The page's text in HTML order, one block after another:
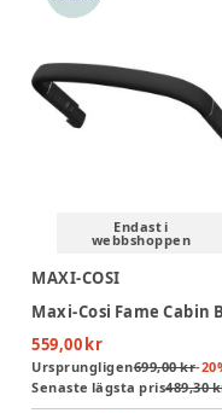
Endast i
webbshoppen
MAXI-COSI
559,00 kr
Ursprungligen699,00 kr-20
Senaste lägsta pris489,30